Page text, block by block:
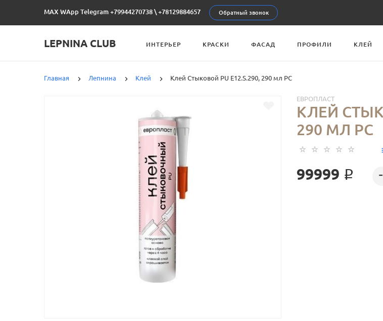
MAX WApp Telegram +79944270738 \ +78129884657 Обратный звонок
LEPNINA CLUB ИНТЕРЬЕР КРАСКИ ФАСАД ПРОФИЛИ КЛЕЙ
Главная Лепнина Клей Клей Стыковой PU E12.S.290, 290 мл РС
ЕВРОПЛАСТ
КЛЕЙ
290 МЛ РС
99999 ₽